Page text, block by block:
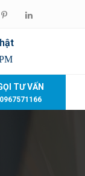
TƯ VẤN
0967571166